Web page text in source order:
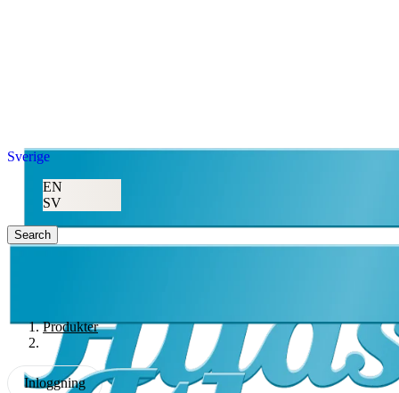
Sverige
EN
SV
Search
Produkter
Inloggning